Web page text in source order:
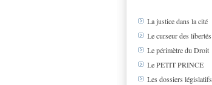
La justice dans la cité
Le curseur des libertés
Le périmètre du Droit
Le PETIT PRINCE
Les dossiers législatifs